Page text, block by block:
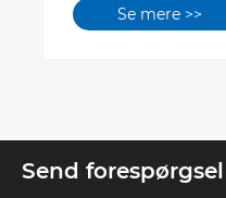
Se mere >>
Send forespørgsel